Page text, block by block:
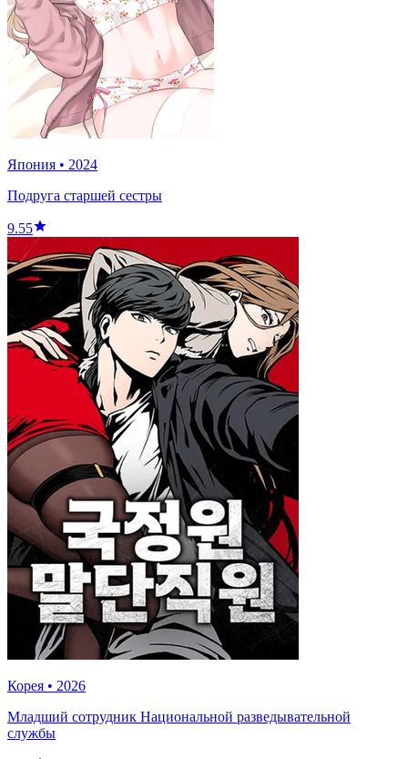
Япония • 2024
Подруга старшей сестры
9.55
Корея • 2026
Младший сотрудник Национальной разведывательной
службы